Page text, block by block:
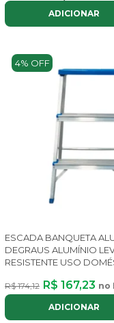
ou até
ADICIONAR
4% OFF
ESCADA BANQUETA
DEGRAUS ALUMÍNIO
RESISTENTE USO
R$ 174,12 R$ 167,23 no
ADICIONAR